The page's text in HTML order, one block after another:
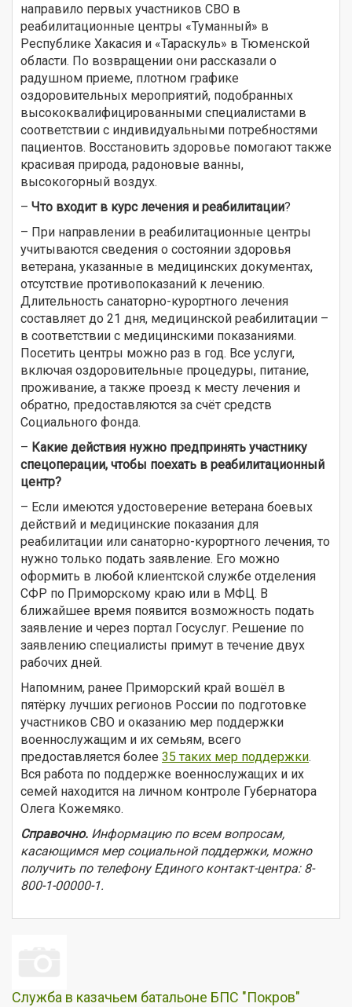
направило первых участников СВО в
реабилитационные центры «Туманный» в
Республике Хакасия и «Тараскуль» в Тюменской
области. По возвращении они рассказали о
радушном приеме, плотном графике
оздоровительных мероприятий, подобранных
высококвалифицированными специалистами в
соответствии с индивидуальными потребностями
пациентов. Восстановить здоровье помогают также
красивая природа, радоновые ванны,
высокогорный воздух.
– Что входит в курс лечения и реабилитации?
– При направлении в реабилитационные центры
учитываются сведения о состоянии здоровья
ветерана, указанные в медицинских документах,
отсутствие противопоказаний к лечению.
Длительность санаторно-курортного лечения
составляет до 21 дня, медицинской реабилитации –
в соответствии с медицинскими показаниями.
Посетить центры можно раз в год. Все услуги,
включая оздоровительные процедуры, питание,
проживание, а также проезд к месту лечения и
обратно, предоставляются за счёт средств
Социального фонда.
– Какие действия нужно предпринять участнику
спецоперации, чтобы поехать в реабилитационный
центр?
– Если имеются удостоверение ветерана боевых
действий и медицинские показания для
реабилитации или санаторно-курортного лечения, то
нужно только подать заявление. Его можно
оформить в любой клиентской службе отделения
СФР по Приморскому краю или в МФЦ. В
ближайшее время появится возможность подать
заявление и через портал Госуслуг. Решение по
заявлению специалисты примут в течение двух
рабочих дней.
Напомним, ранее Приморский край вошёл в
пятёрку лучших регионов России по подготовке
участников СВО и оказанию мер поддержки
военнослужащим и их семьям, всего
предоставляется более 35 таких мер поддержки.
Вся работа по поддержке военнослужащих и их
семей находится на личном контроле Губернатора
Олега Кожемяко.
Справочно. Информацию по всем вопросам,
касающимся мер социальной поддержки, можно
получить по телефону Единого контакт-центра: 8-
800-1-00000-1.
Служба в казачьем батальоне БПС "Покров"